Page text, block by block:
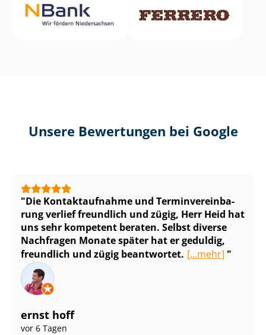
Unsere Bewertungen bei Google
Die Kontaktaufnahme und Ter­min­ver­ein­ba­
rung verlief freundlich und zügig, Herr Heid hat
uns sehr kompetent beraten. Selbst diverse
Nachfragen Monate später hat er geduldig,
freundlich und zügig beantwortet. [...mehr]
ernst hoff
vor 6 Tagen